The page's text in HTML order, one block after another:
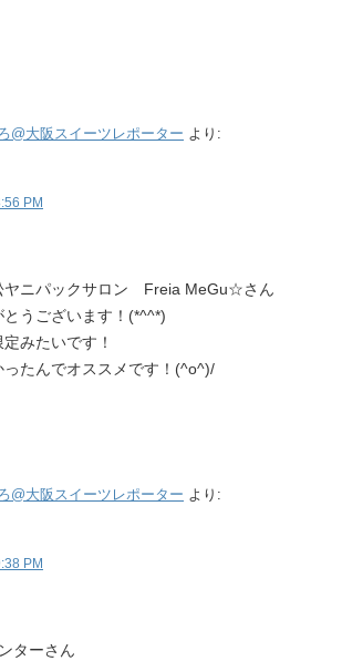
@大阪スイーツレポーター より:
PM
ヤニパックサロン Freia MeGu☆さん
とうございます！(*^^*)
みたいです！
たんでオススメです！(^o^)/
@大阪スイーツレポーター より:
PM
ターさん